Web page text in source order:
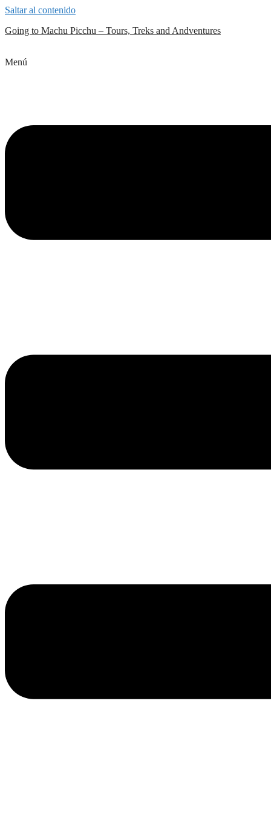
Saltar al contenido
Going to Machu Picchu – Tours, Treks and Andventures
Menú